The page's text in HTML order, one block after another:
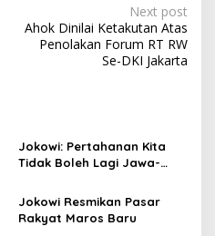
Next post
Ahok Dinilai Ketakutan Atas
Penolakan Forum RT RW
Se-DKI Jakarta
Jokowi: Pertahanan Kita
Tidak Boleh Lagi Jawa-
Jokowi Resmikan Pasar
Rakyat Maros Baru